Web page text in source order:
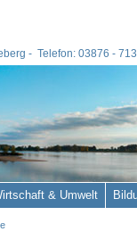
- Telefon: 03876 -
& Umwelt